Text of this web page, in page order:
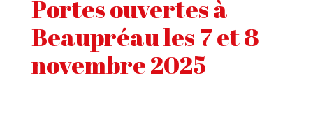
Portes ouvertes à
Beaupréau les 7 et 8
novembre 2025